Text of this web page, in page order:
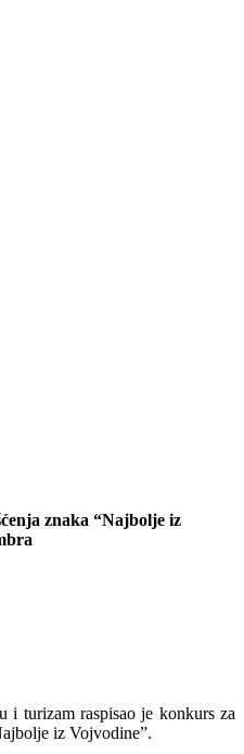
znaka “Najbolje iz
i turizam raspisao je konkurs za
iz Vojvodine”.